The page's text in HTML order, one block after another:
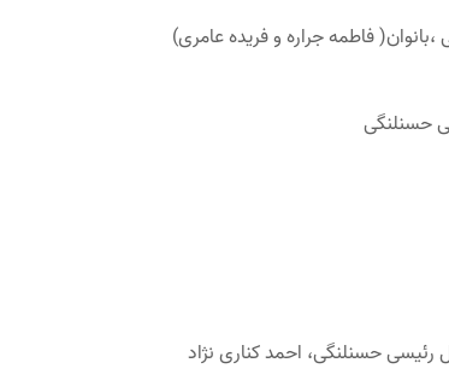
فاطمه جراره و فریده عامری)
حسنلنگی
حسنلنگی، احمد کناری نژاد